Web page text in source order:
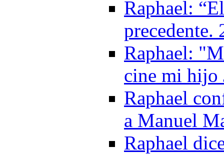
Raphael:
precedente.
Raphael:
cine mi hijo
Raphael
a Manuel
Raphael